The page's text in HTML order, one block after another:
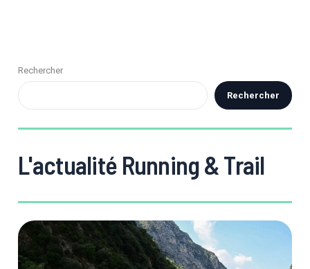
Rechercher
Rechercher
L'actualité Running & Trail